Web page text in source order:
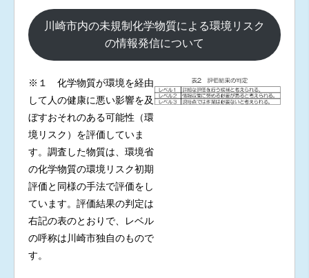
川崎市内の未規制化学物質による環境リスク
の情報発信について
※１ 化学物質が環境を経由
して人の健康に悪い影響を及
ぼすおそれのある可能性（環
境リスク）を評価していま
す。調査した物質は、環境省
の化学物質の環境リスク初期
評価と同様の手法で評価をし
ています。評価結果の判定は
右記の表のとおりで、レベル
の呼称は川崎市独自のもので
す。